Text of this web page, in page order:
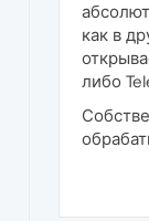
как в
либо